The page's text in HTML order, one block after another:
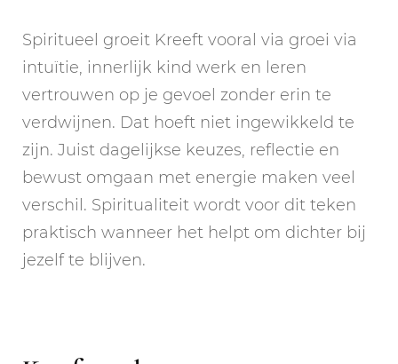
Spiritueel groeit Kreeft vooral via groei via
intuïtie, innerlijk kind werk en leren
vertrouwen op je gevoel zonder erin te
verdwijnen. Dat hoeft niet ingewikkeld te
zijn. Juist dagelijkse keuzes, reflectie en
bewust omgaan met energie maken veel
verschil. Spiritualiteit wordt voor dit teken
praktisch wanneer het helpt om dichter bij
jezelf te blijven.